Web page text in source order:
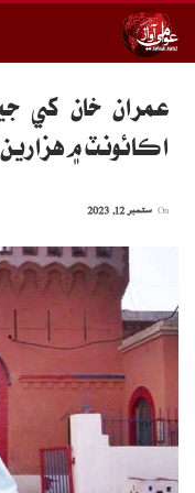
عمران خان کي
اڪائونٽ ۾